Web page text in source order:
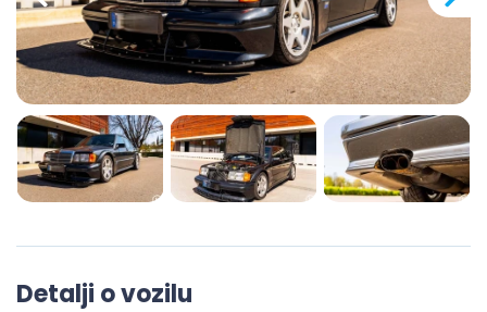
Detalji o vozilu